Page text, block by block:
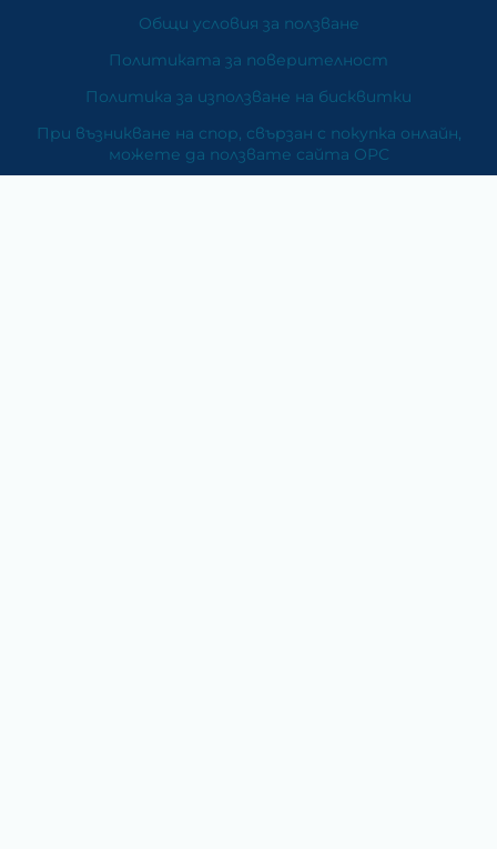
Общи условия за ползване
Политиката за поверителност
Политика за използване на бисквитки
При възникване на спор, свързан с покупка онлайн,
можете да ползвате сайта ОРС